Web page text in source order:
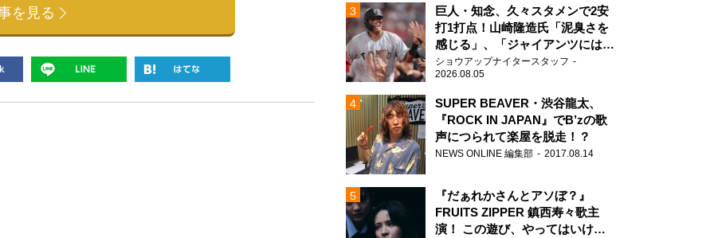
を見る
巨人・知念、久々スタメンで2安
打1打点！山崎隆造氏「泥臭さを
感じる」、「ジャイアンツには少
ないタイプ」
ショウアップナイタースタッフ
2026.08.05
SUPER BEAVER・渋谷龍太、
『ROCK IN JAPAN』でB’zの歌
声につられて楽屋を脱走！？
NEWS ONLINE 編集部 2017.08.14
『だぁれかさんとアソぼ？』
FRUITS ZIPPER 鎮西寿々歌主
演！ この遊び、やってはいけま